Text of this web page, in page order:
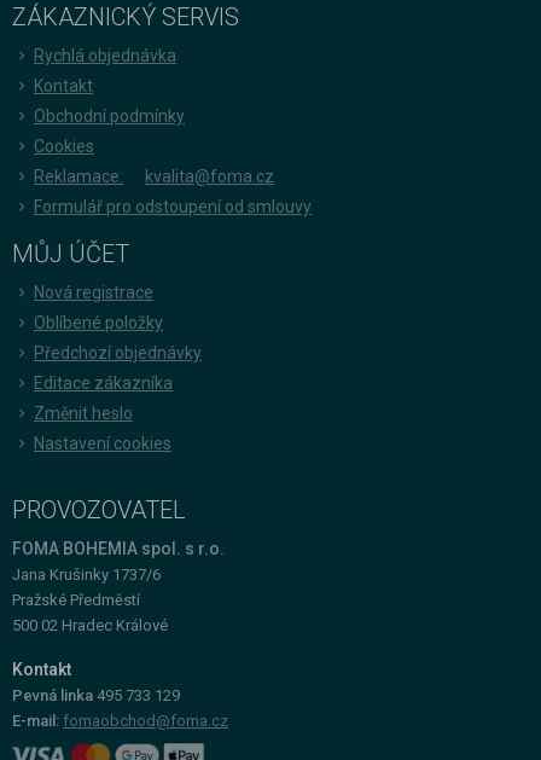
ZÁKAZNICKÝ SERVIS
Rychlá objednávka
Kontakt
Obchodní podmínky
Cookies
Reklamace:
kvalita@foma.cz
Formulář pro odstoupení od smlouvy
MŮJ ÚČET
Nová registrace
Oblíbené položky
Předchozí objednávky
Editace zákazníka
Změnit heslo
Nastavení cookies
PROVOZOVATEL
FOMA BOHEMIA spol. s r.o.
Jana Krušinky 1737/6
Pražské Předměstí
500 02 Hradec Králové
Kontakt
Pevná linka 495 733 129
E-mail: fomaobchod@foma.cz